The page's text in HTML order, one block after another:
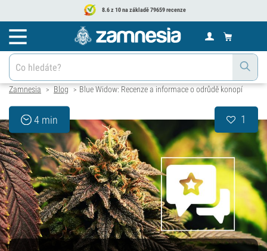
8.6 z 10 na základě 79659 recenze
Zamnesia > Blog > Blue Widow: Recenze a informace o odrůdě konopí
4 min 1